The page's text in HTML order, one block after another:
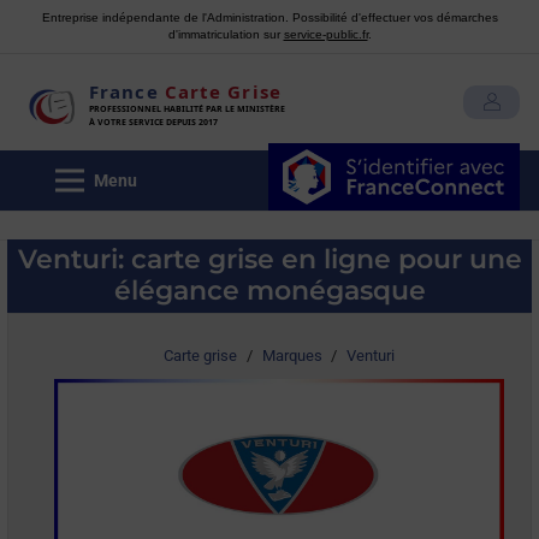
Entreprise indépendante de l'Administration. Possibilité d'effectuer vos démarches
d'immatriculation sur service-public.fr.
France Carte Grise
PROFESSIONNEL HABILITÉ PAR LE MINISTÈRE
À VOTRE SERVICE DEPUIS 2017
Menu
Venturi: carte grise en ligne pour une
élégance monégasque
Carte grise / Marques / Venturi